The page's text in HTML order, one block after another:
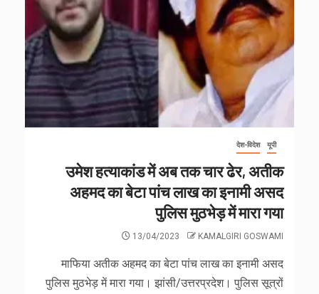
देश-विदेश यूपी
उमेश हत्याकांड में अब तक चार ढेर, अतीक
अहमद का बेटा पांच लाख का इनामी असद
पुलिस मुठभेड़ में मारा गया
13/04/2023 KAMALGIRI GOSWAMI
माफिया अतीक अहमद का बेटा पांच लाख का इनामी असद
पुलिस मुठभेड़ में मारा गया। झांसी/उत्तरप्रदेश। पुलिस सूत्रों